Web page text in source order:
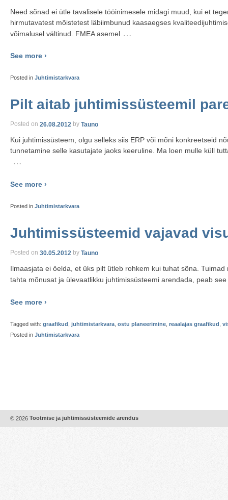
Need sõnad ei ütle tavalisele tööinimesele midagi muud, kui et
hirmutavatest mõistetest läbiimbunud kaasaegses
võimalusel vältinud. FMEA asemel …
See more ›
Posted in Juhtimistarkvara
Pilt aitab juhtimissüsteemil
Posted on 26.08.2012 by Tauno
Kui juhtimissüsteem, olgu selleks siis ERP või mõni konkreetseid
tunnetamine selle kasutajate jaoks keeruline. Ma loen mulle küll
…
See more ›
Posted in Juhtimistarkvara
Juhtimissüsteemid vajavad
Posted on 30.05.2012 by Tauno
Ilmaasjata ei öelda, et üks pilt ütleb rohkem kui tuhat sõna.
tahta mõnusat ja ülevaatlikku juhtimissüsteemi arendada, peab
See more ›
Tagged with: graafikud juhtimistarkvara ostu planeerimine reaalajas graafikud
Posted in Juhtimistarkvara
© 2026 Tootmise ja juhtimissüsteemide arendus